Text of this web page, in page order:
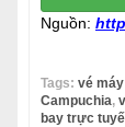
Nguồn:
Tags: vé
Campuchia,
bay trực